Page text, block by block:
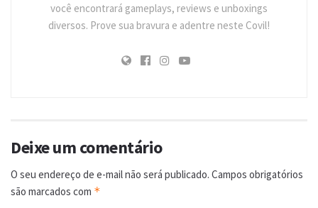
você encontrará gameplays, reviews e unboxings
diversos. Prove sua bravura e adentre neste Covil!
Deixe um comentário
O seu endereço de e-mail não será publicado. Campos obrigatórios
são marcados com *